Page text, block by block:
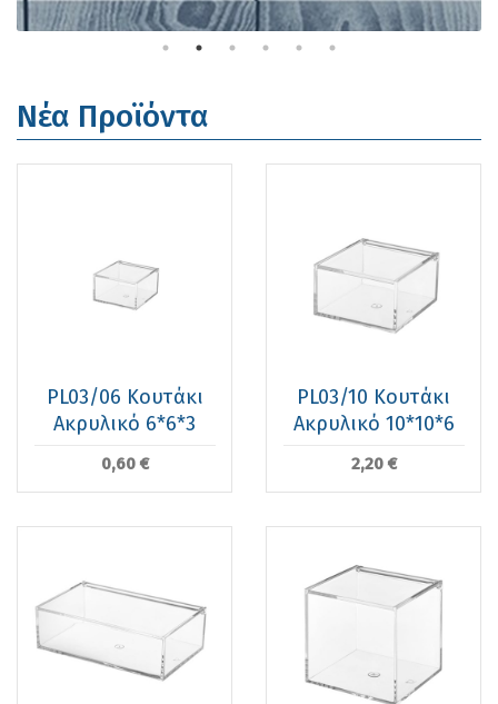
Νέα Προϊόντα
PL03/06 Κουτάκι
Ακρυλικό 6*6*3
0,60 €
PL03/10 Κουτάκι
Ακρυλικό 10*10*6
2,20 €